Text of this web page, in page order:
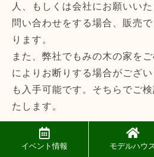
人、もしくは会社にお願いい
問い合わせをする場合、販売
ります。
また、弊社でもみの木の家を
によりお断りする場合がござ
も入手可能です。そちらでご
たします。
木の実験を行いました！
詳しくはコチラ⇒
実験！！
イベント情報 モデルハウ